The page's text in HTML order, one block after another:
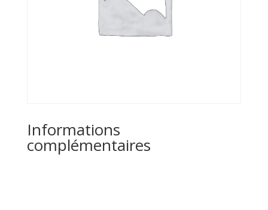
Informations
complémentaires